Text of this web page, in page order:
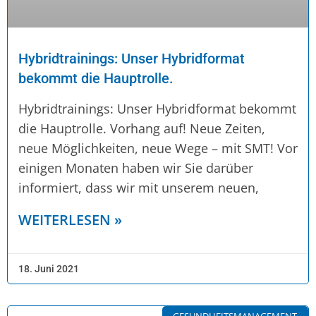
Hybridtrainings: Unser Hybridformat
bekommt die Hauptrolle.
Hybridtrainings: Unser Hybridformat bekommt
die Hauptrolle. Vorhang auf! Neue Zeiten,
neue Möglichkeiten, neue Wege – mit SMT! Vor
einigen Monaten haben wir Sie darüber
informiert, dass wir mit unserem neuen,
WEITERLESEN »
18. Juni 2021